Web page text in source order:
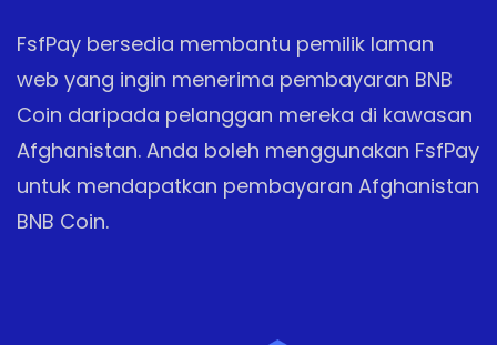
FsfPay bersedia membantu pemilik laman
web yang ingin menerima pembayaran BNB
Coin daripada pelanggan mereka di kawasan
Afghanistan. Anda boleh menggunakan FsfPay
untuk mendapatkan pembayaran Afghanistan
BNB Coin.